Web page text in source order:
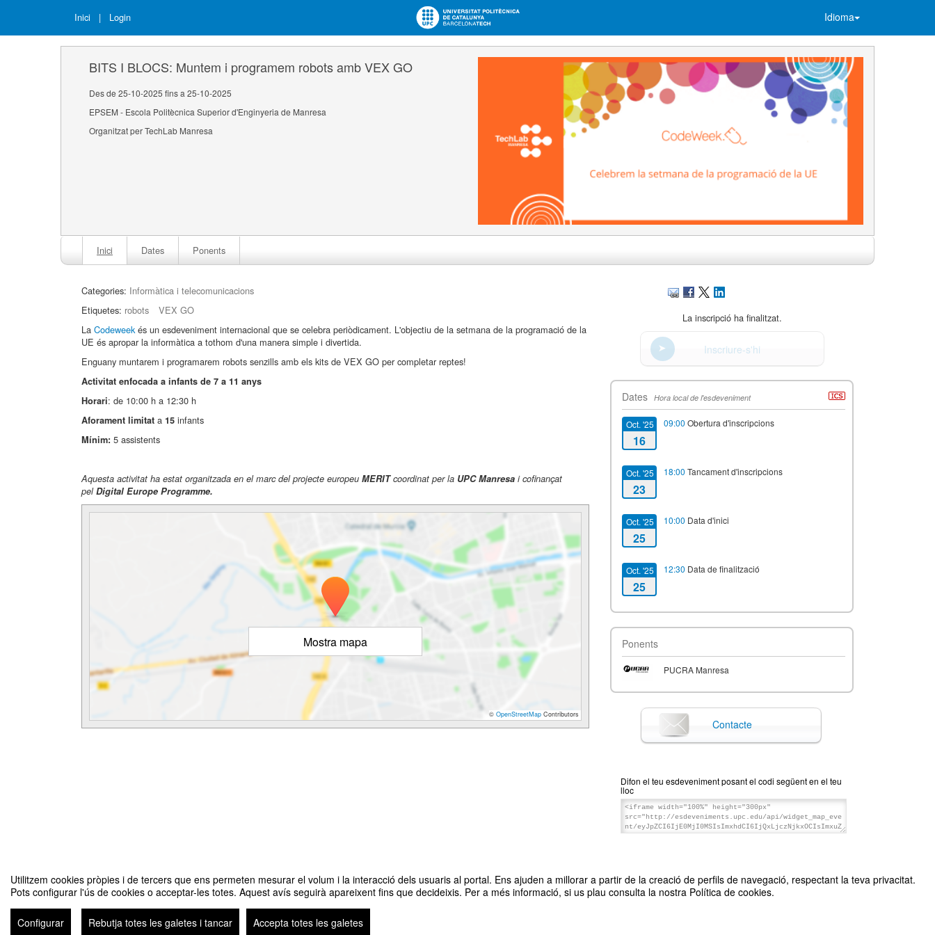
Utilitzem cookies pròpies i de tercers que ens permeten mesurar el volum i la interacció dels usuaris al portal. Ens ajuden a millorar a partir de la creació de perfils de navegació, respectant la teva privacitat.
Pots configurar l'ús de cookies o acceptar-les totes. Aquest avís seguirà apareixent fins que decideixis. Per a més informació, si us plau consulta la nostra Política de cookies.
Configurar Rebutja totes les galetes i tancar Accepta totes les galetes
Inici | Login Idioma
BITS I BLOCS: Muntem i programem robots amb VEX GO
Des de 25-10-2025 fins a 25-10-2025
EPSEM - Escola Politècnica Superior d'Enginyeria de Manresa
Organitzat per TechLab Manresa
Inici Dates Ponents
Categories: Informàtica i telecomunicacions
Etiquetes: robots
VEX GO
La Codeweekés un esdeveniment internacional que se celebra periòdicament. L'objectiu de la setmana de la programació de la
UE és apropar la informàtica a tothom d'una manera simple i divertida.
Enguany muntarem i programarem robots senzills amb els kits de VEX GO per completar reptes!
Activitat enfocada a infants de 7 a 11 anys
Horari: de 10:00 h a 12:30 h
Aforament limitat a 15 infants
Mínim: 5 assistents
Aquesta activitat ha estat organitzada en el marc del projecte europeu MERITcoordinat per la UPC Manresa i cofinançat
pelDigital Europe Programme.
Mostra mapa
© OpenStreetMap Contributors
La inscripció ha finalitzat.
Inscriure-s'hi
Dates Hora local de l'esdeveniment
Oct. '25
16
09:00 Obertura d'inscripcions
Oct. '25
23
18:00 Tancament d'inscripcions
Oct. '25
25
10:00 Data d'inici
Oct. '25
25
12:30 Data de finalització
Ponents
PUCRA Manresa
Contacte
Difon el teu esdeveniment posant el codi següent en el teu
lloc
BITS I BLOCS: Muntem i programem robots amb VEX GO Organitzat per TechLab Manresa